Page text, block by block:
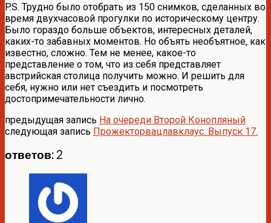
P.S. Трудно было отобрать из 150 снимков, сделанных во
время двухчасовой прогулки по историческому центру.
Было гораздо больше объектов, интересных деталей,
каких-то забавных моментов. Но объять необъятное, как
известно, сложно. Тем не менее, какое-то
представление о том, что из себя представляет
австрийская столица получить можно. И решить для
себя, нужно или нет съездить и посмотреть
достопримечательности лично.
предыдущая запись На очереди Второй Конопляный
следующая запись Прожекторвацлавклаус. Выпуск 17.
ответов: 2